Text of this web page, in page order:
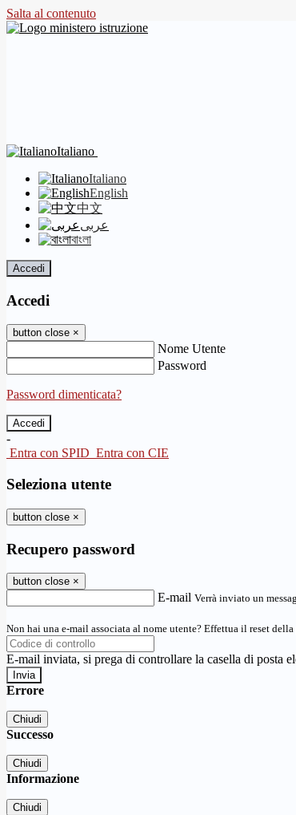
Salta al contenuto
Italiano
Italiano
English
中文
عربى
বাংলা
Accedi
Accedi
button close ×
Nome Utente
Password
Password dimenticata?
-
Entra con SPID Entra con CIE
Seleziona utente
button close ×
Recupero password
button close ×
E-mail Verrà inviato un
Non hai una e-mail associata al nome utente? Effettua il reset
E-mail inviata, si prega di controllare la casella di posta
Errore
Chiudi
Successo
Chiudi
Informazione
Chiudi